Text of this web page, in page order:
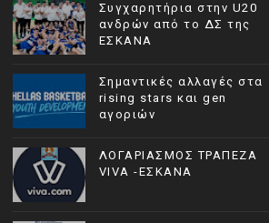
Συγχαρητήρια στην U20
ανδρών από το ΔΣ της
ΕΣΚΑΝΑ
Σημαντικές αλλαγές στα
rising stars και gen
αγοριών
ΛΟΓΑΡΙΑΣΜΟΣ ΤΡΑΠΕΖΑ
VIVA -ΕΣΚΑΝΑ